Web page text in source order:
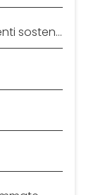
Come rendere la cura dei denti sostenibile?